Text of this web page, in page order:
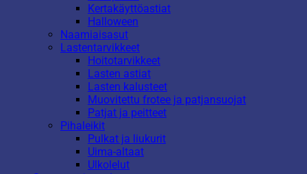
Kertakäyttöastiat
Halloween
Naamiaisasut
Lastentarvikkeet
Hoitotarvikkeet
Lasten astiat
Lasten kalusteet
Muovitettu frotee ja patjansuojat
Patjat ja peitteet
Pihaleikit
Pulkat ja liukurit
Uima-altaat
Ulkolelut